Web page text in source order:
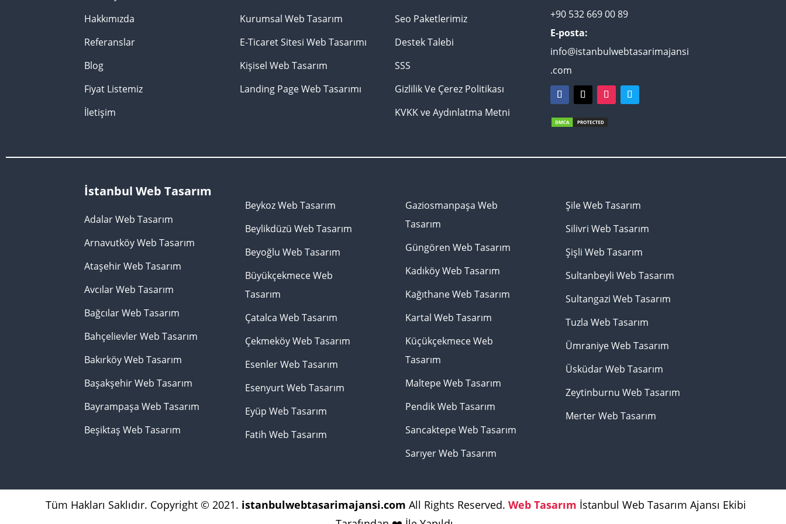
Hakkımızda
Referanslar
Blog
Fiyat Listemiz
İletişim
Kurumsal Web Tasarım
E-Ticaret Sitesi Web Tasarımı
Kişisel Web Tasarım
Landing Page Web Tasarımı
Seo Paketlerimiz
Destek Talebi
SSS
Gizlilik Ve Çerez Politikası
KVKK ve Aydınlatma Metni
+90 532 669 00 89
E-posta:
info@istanbulwebtasarimajansi
.com
İstanbul Web Tasarım
Adalar Web Tasarım
Arnavutköy Web Tasarım
Ataşehir Web Tasarım
Avcılar Web Tasarım
Bağcılar Web Tasarım
Bahçelievler Web Tasarım
Bakırköy Web Tasarım
Başakşehir Web Tasarım
Bayrampaşa Web Tasarım
Beşiktaş Web Tasarım
Beykoz Web Tasarım
Beylikdüzü Web Tasarım
Beyoğlu Web Tasarım
Büyükçekmece Web
Tasarım
Çatalca Web Tasarım
Çekmeköy Web Tasarım
Esenler Web Tasarım
Esenyurt Web Tasarım
Eyüp Web Tasarım
Fatih Web Tasarım
Gaziosmanpaşa Web
Tasarım
Güngören Web Tasarım
Kadıköy Web Tasarım
Kağıthane Web Tasarım
Kartal Web Tasarım
Küçükçekmece Web
Tasarım
Maltepe Web Tasarım
Pendik Web Tasarım
Sancaktepe Web Tasarım
Sarıyer Web Tasarım
Şile Web Tasarım
Silivri Web Tasarım
Şişli Web Tasarım
Sultanbeyli Web Tasarım
Sultangazi Web Tasarım
Tuzla Web Tasarım
Ümraniye Web Tasarım
Üsküdar Web Tasarım
Zeytinburnu Web Tasarım
Merter Web Tasarım
Tüm Hakları Saklıdır. Copyright © 2021. istanbulwebtasarimajansi.com All Rights Reserved. Web Tasarım İstanbul Web Tasarım Ajansı Ekibi